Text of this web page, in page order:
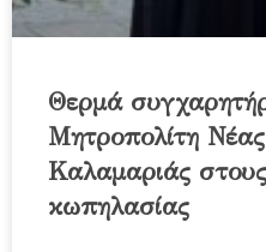
Θερμά
Μητροπολίτη
Καλαμαριάς
κωπηλασίας